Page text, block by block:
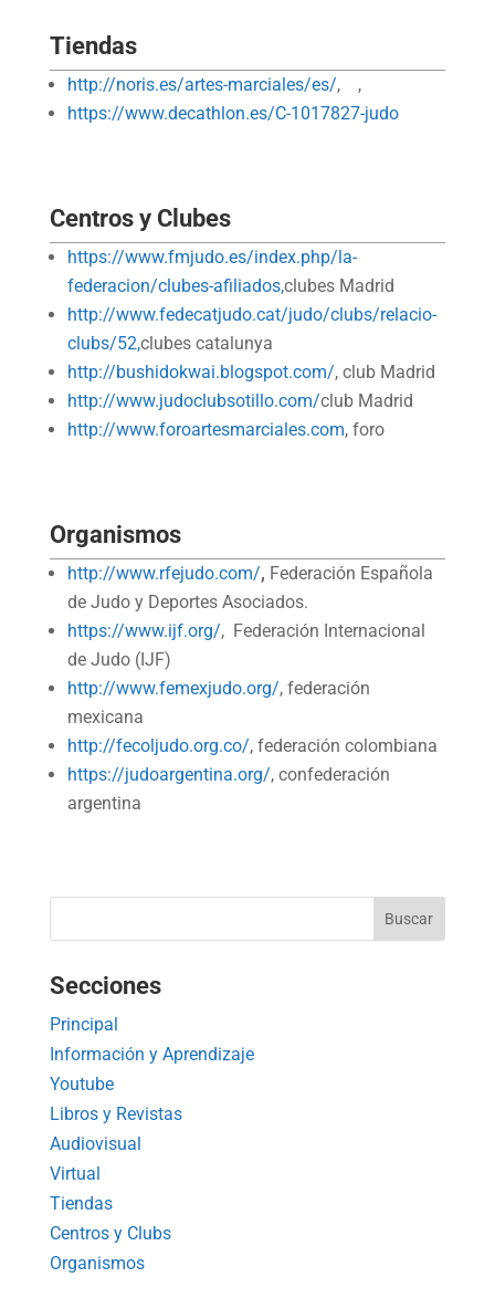
Tiendas
http://noris.es/artes-marciales/es/, ,
https://www.decathlon.es/C-1017827-judo
Centros y Clubes
https://www.fmjudo.es/index.php/la-
federacion/clubes-afiliados,clubes Madrid
http://www.fedecatjudo.cat/judo/clubs/relacio-
clubs/52,clubes catalunya
http://bushidokwai.blogspot.com/, club Madrid
http://www.judoclubsotillo.com/club Madrid
http://www.foroartesmarciales.com, foro
Organismos
http://www.rfejudo.com/, Federación Española
de Judo y Deportes Asociados.
https://www.ijf.org/, Federación Internacional
de Judo (IJF)
http://www.femexjudo.org/, federación
mexicana
http://fecoljudo.org.co/, federación colombiana
https://judoargentina.org/, confederación
argentina
Secciones
Principal
Información y Aprendizaje
Youtube
Libros y Revistas
Audiovisual
Virtual
Tiendas
Centros y Clubs
Organismos